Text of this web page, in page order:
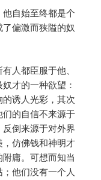
自始至终都是个
偏激而狭隘的奴
人都臣服于他、
才的一种欲望：
诱人光彩，其次
的自信不来源于
倒来源于对外界
仿佛钱和神明才
庸。可想而知当
他们没有一个人